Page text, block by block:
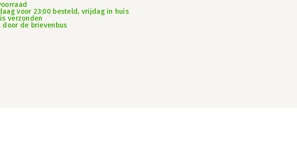
voor 23:00 besteld, vrijdag in huis
verzonden
door de brievenbus